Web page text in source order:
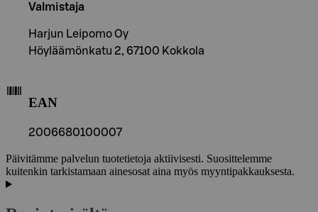
Valmistaja
Harjun Leipomo Oy
Höyläämönkatu 2, 67100 Kokkola
EAN
2006680100007
Päivitämme palvelun tuotetietoja aktiivisesti. Suosittelemme
kuitenkin tarkistamaan ainesosat aina myös myyntipakkauksesta.